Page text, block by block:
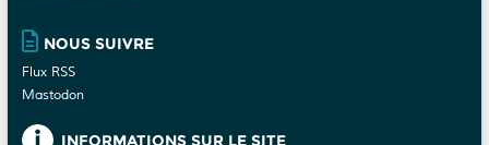
NOUS SUIVRE
Flux RSS
Mastodon
INFORMATIONS SUR LE SITE